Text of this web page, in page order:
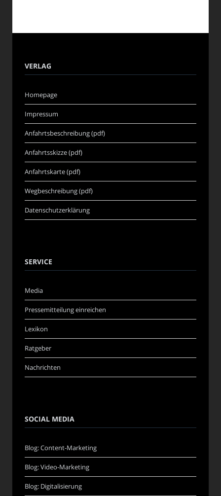
VERLAG
Homepage
Impressum
Anfahrtsbeschreibung (pdf)
Anfahrtsskizze (pdf)
Anfahrtskarte (pdf)
Wegbeschreibung (pdf)
Datenschutzerklärung
SERVICE
Media
Pressemitteilung einreichen
Lexikon
Ratgeber
Nachrichten
SOCIAL MEDIA
Blog: Content-Marketing
Blog: Video-Marketing
Blog: Digitalisierung